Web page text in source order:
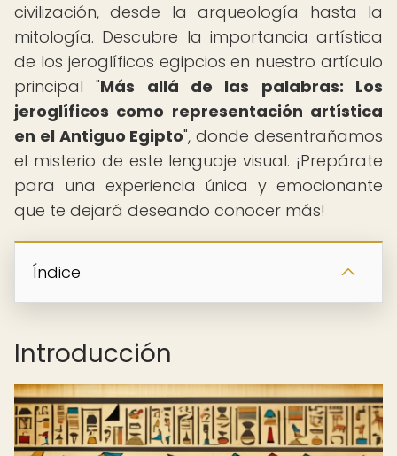
civilización, desde la arqueología hasta la
mitología. Descubre la importancia artística
de los jeroglíficos egipcios en nuestro artículo
principal "Más allá de las palabras: Los
jeroglíficos como representación artística
en el Antiguo Egipto", donde desentrañamos
el misterio de este lenguaje visual. ¡Prepárate
para una experiencia única y emocionante
que te dejará deseando conocer más!
Índice
Introducción